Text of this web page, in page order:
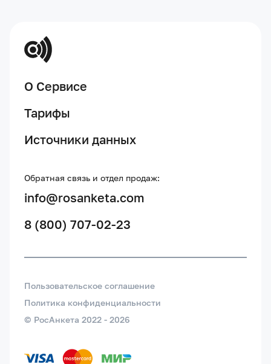
О Сервисе
Тарифы
Источники данных
Обратная связь и отдел продаж:
info@rosanketa.com
8 (800) 707-02-23
Пользовательское соглашение
Политика конфиденциальности
© РосАнкета 2022 - 2026